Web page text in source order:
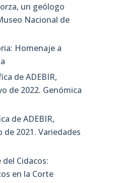
un geólogo
Nacional de
Homenaje a
de ADEBIR,
de 2022. Genómica
de ADEBIR,
de 2021. Variedades
del Cidacos:
en la Corte